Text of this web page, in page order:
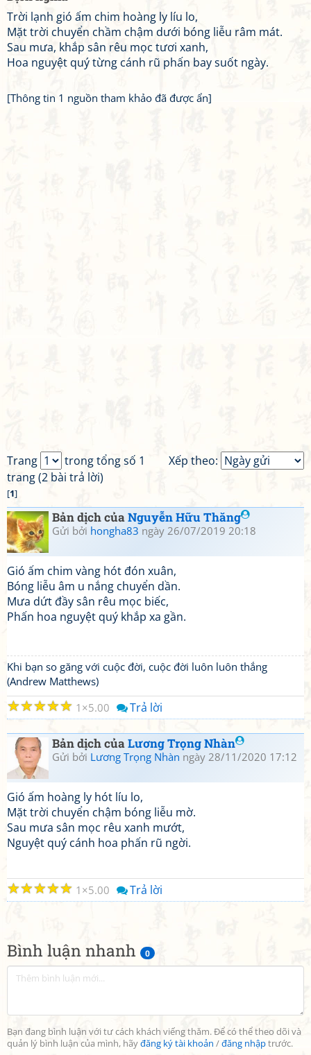
Bình luận nhanh 0
Bạn đang bình luận với tư cách khách viếng thăm. Để có thể theo dõi và
quản lý bình luận của mình, hãyđăng ký tài khoản /đăng nhậptrước.
Trời lạnh gió ấm chim hoàng ly líu lo,
Mặt trời chuyển chầm chậm dưới bóng liễu râm mát.
Sau mưa, khắp sân rêu mọc tươi xanh,
Hoa nguyệt quý từng cánh rũ phấn bay suốt ngày.
[Thông tin 1 nguồn tham khảo đã được ẩn]
Xếp theo:
Trang
trong tổng số 1
trang (2 bài trả lời)
[1]
Bản dịch củaNguyễn Hữu Thăng
Gửi bởi hongha83 ngày 26/07/2019 20:18
Gió ấm chim vàng hót đón xuân,
Bóng liễu âm u nắng chuyển dần.
Mưa dứt đầy sân rêu mọc biếc,
Phấn hoa nguyệt quý khắp xa gần.
Khi bạn so găng với cuộc đời, cuộc đời luôn luôn thắng
(Andrew Matthews)
☆
☆
☆
☆
☆ 1 5.00 Trả lời
Bản dịch củaLương Trọng Nhàn
Gửi bởi Lương Trọng Nhàn ngày 28/11/2020 17:12
Gió ấm hoàng ly hót líu lo,
Mặt trời chuyển chậm bóng liễu mờ.
Sau mưa sân mọc rêu xanh mướt,
Nguyệt quý cánh hoa phấn rũ ngời.
☆
☆
☆
☆
☆ 1 5.00 Trả lời